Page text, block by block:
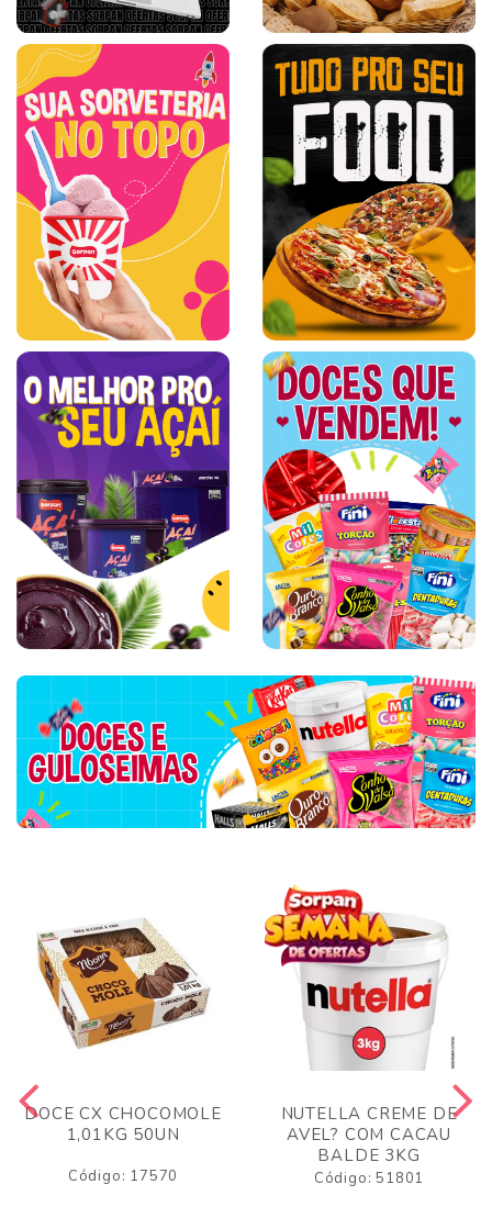
DOCE CX CHOCOMOLE
1,01KG 50UN
Código: 17570
NUTELLA CREME DE
AVEL? COM CACAU
BALDE 3KG
Código: 51801